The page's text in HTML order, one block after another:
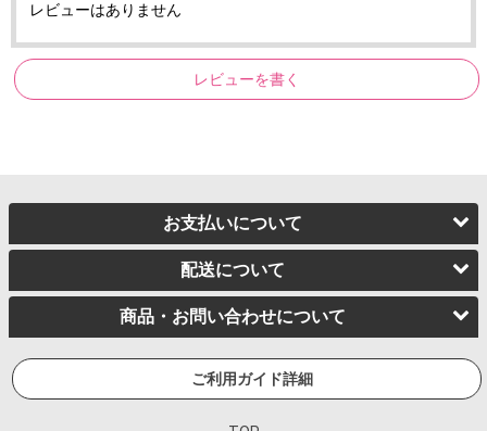
レビューはありません
レビューを書く
お支払いについて
配送について
商品・お問い合わせについて
ご利用ガイド詳細